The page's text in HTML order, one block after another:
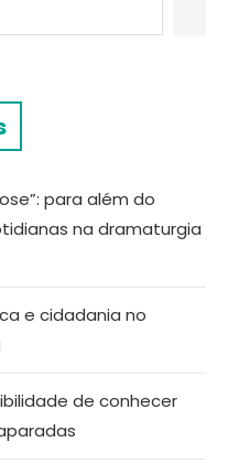
para além do
na dramaturgia
e cidadania no
de conhecer